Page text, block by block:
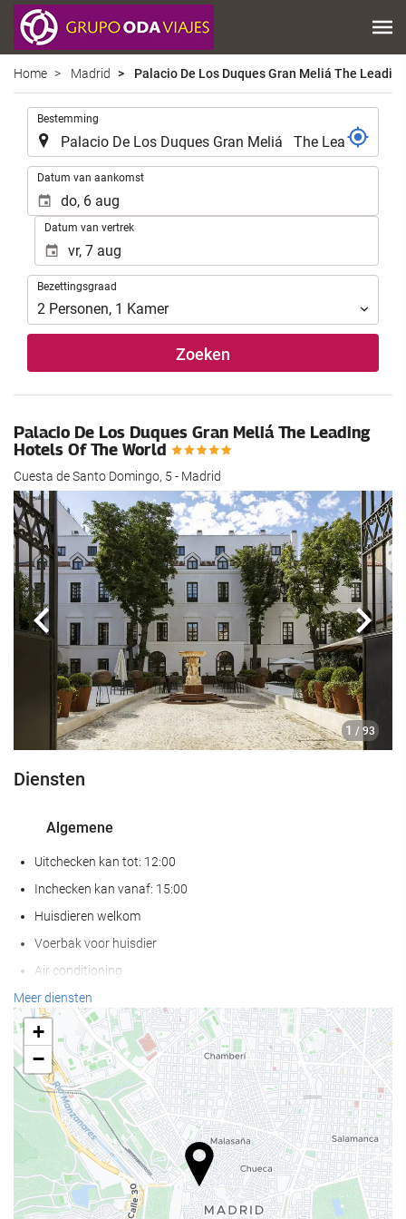
Home Madrid Palacio De Los Duques Gran Meliá The
Bestemming
Datum van aankomst
Datum van vertrek
Bezettingsgraad
Bezettingsgraad
2 Personen, 1 Kamer
Zoeken
Palacio De Los Duques Gran Meliá The Leading
Hotels Of The World
Cuesta de Santo Domingo, 5 - Madrid
1 / 93
Vorige
Diensten
Algemene
Uitchecken kan tot: 12:00
Inchecken kan vanaf: 15:00
Huisdieren welkom
Voerbak voor huisdier
Air conditioning
Verwarming
Lift
Mensen met beperkte mobiliteit
Kamers voor niet rokers
Niet-roken in gehele accommodatie
Anti-allergene kamer
Geluiddichte kamers
Wellness
Meer diensten
+
−